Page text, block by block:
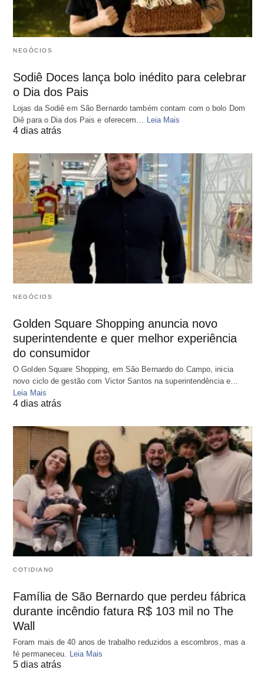
NEGÓCIOS
Sodiê Doces lança bolo inédito para celebrar
o Dia dos Pais
Lojas da Sodiê em São Bernardo também contam com o bolo Dom
Diê para o Dia dos Pais e oferecem… Leia Mais
4 dias atrás
NEGÓCIOS
Golden Square Shopping anuncia novo
superintendente e quer melhor experiência
do consumidor
O Golden Square Shopping, em São Bernardo do Campo, inicia
novo ciclo de gestão com Victor Santos na superintendência e…
Leia Mais
4 dias atrás
COTIDIANO
Família de São Bernardo que perdeu fábrica
durante incêndio fatura R$ 103 mil no The
Wall
Foram mais de 40 anos de trabalho reduzidos a escombros, mas a
fé permaneceu. Leia Mais
5 dias atrás